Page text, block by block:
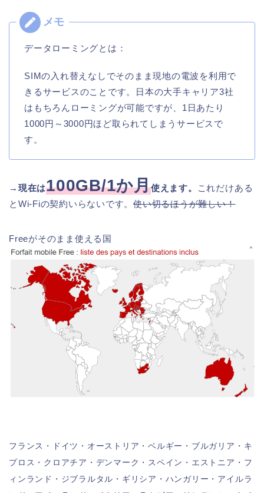
データローミングとは：
SIMの入れ替えなしでそのまま現地の電波を利用で
きるサービスのことです。日本の大手キャリア3社
はもちろんローミングが可能ですが、1日あたり
1000円～3000円ほど取られてしまうサービスで
す。
→ 現在は100GB/1か月使えます。
これだけある
とWi-Fiの契約いらないです。使い切るほうが難しい！
Freeがそのまま使える国
フランス・ドイツ・オーストリア・ベルギー・ブルガリア・キ
プロス・クロアチア・デンマーク・スペイン・エストニア・フ
ィンランド・ジブラルタル・ギリシア・ハンガリー・アイルラ